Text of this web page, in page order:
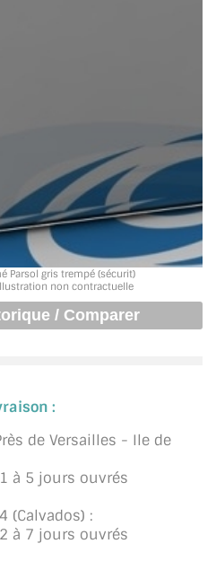
INSPIRATIONS
Parsol gris trempé (sécurit)
non contractuelle
:
de Versailles - Ile de
à 5 jours ouvrés
(Calvados) :
à 7 jours ouvrés